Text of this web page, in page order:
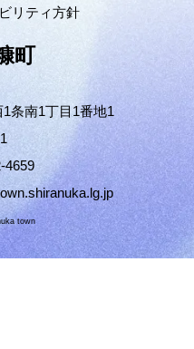
リティ方針
町
条南1丁目1番地1
4659
town